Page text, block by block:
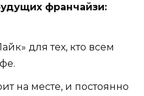
франчайзи:
для тех, кто всем
на месте, и постоянно